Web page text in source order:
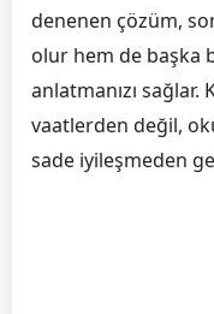
denenen çözüm,
olur hem de başka
anlatmanızı sağlar.
vaatlerden değil,
sade iyileşmeden